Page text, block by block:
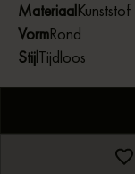
MateriaalKunststof
VormRond
StijlTijdloos